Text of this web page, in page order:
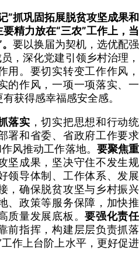
”抓巩固拓展脱贫攻坚成果和
精力放在“三农”工作上，当
要以换届为契机，选优配强
，深化党建引领乡村治理，
用。要切实转变工作作风，
的作风，一项一项落实、一
获得感幸福感安全感。
落实 ，切实把思想和行动统
署和省委、省政府工作要求
风推动工作落地。 要聚焦重
坚成果，坚决守住不发生规
领导体制、工作体系、发展
，确保脱贫攻坚与乡村振兴
、政策等服务保障，加快推
质量发展底板。要强化责任
前指挥，构建层层负责抓落
作上台阶上水平，更好促进